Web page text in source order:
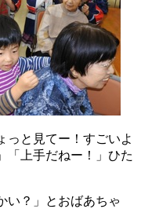
っと見てー！すごいよ
「上手だねー！」ひた
い？」とおばあちゃ